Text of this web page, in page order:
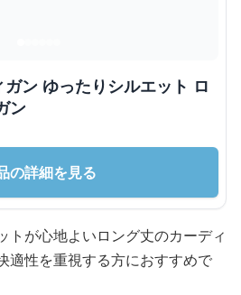
ン ゆったりシルエット ロ
ン
の詳細を見る
トが心地よいロング丈のカーディ
適性を重視する方におすすめで